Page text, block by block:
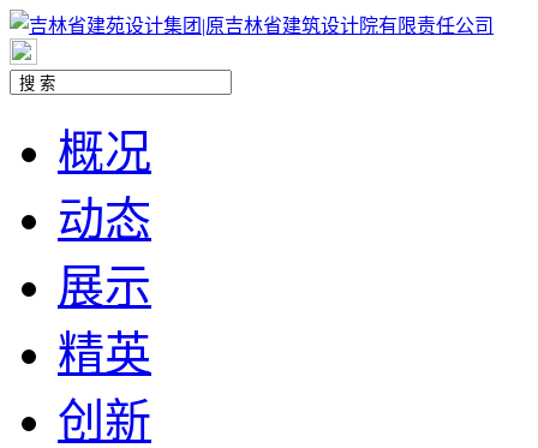
概况
动态
展示
精英
创新